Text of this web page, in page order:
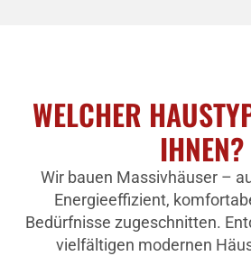
WELCHER
IHNEN?
Wir bauen Massivhäuser –
Energieeffizient,
Bedürfnisse zugeschnitten.
vielfältigen modernen